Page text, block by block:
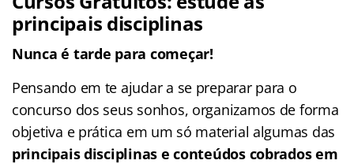
principais disciplinas
Nunca é tarde para começar!
Pensando em te ajudar a se preparar para o
concurso dos seus sonhos, organizamos de forma
objetiva e prática em um só material algumas das
principais disciplinas e conteúdos cobrados em